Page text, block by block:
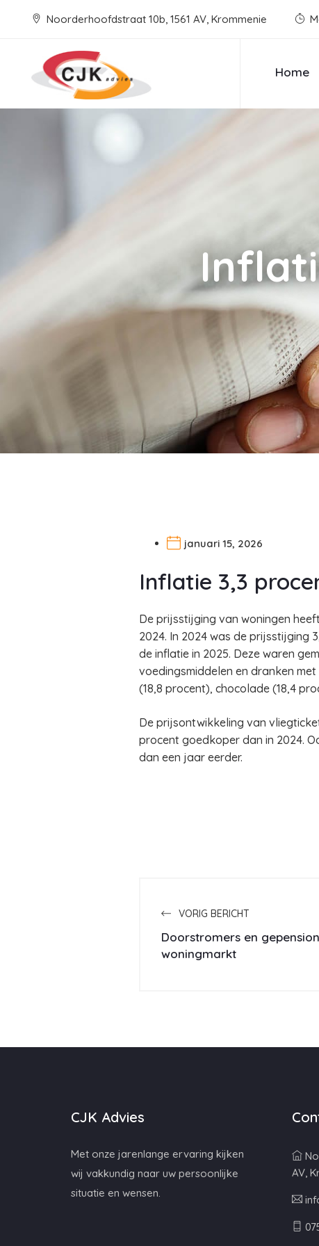
Noorderhoofdstraat 10b, 1561 AV, Krommenie
Home
januari 15, 2026
Inflatie 3,3
De prijsstijging van woningen
2024. In 2024 was de prijsstijging
de inflatie in 2025. Deze waren
voedingsmiddelen en dranken
(18,8 procent), chocolade (18,4
De prijsontwikkeling van
procent goedkoper dan in 2024.
dan een jaar eerder.
VORIG BERICHT
Doorstromers en
woningmarkt
CJK Advies
Met onze jarenlange ervaring kijken
wij vakkundig naar uw persoonlijke
situatie en wensen.
AV,